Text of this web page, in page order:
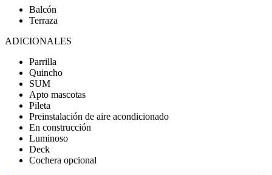
Balcón
Terraza
ADICIONALES
Parrilla
Quincho
SUM
Apto mascotas
Pileta
Preinstalación de aire acondicionado
En construcción
Luminoso
Deck
Cochera opcional